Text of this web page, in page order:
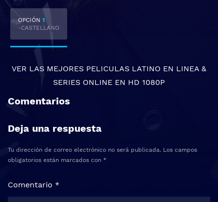
OPCIÓN 1
-CASTELLANO
VER LAS MEJORES PELICULAS LATINO EN LINEA &
SERIES ONLINE EN HD 1080P
Comentarios
Deja una respuesta
Tu dirección de correo electrónico no será publicada. Los campos
obligatorios están marcados con *
Comentario *